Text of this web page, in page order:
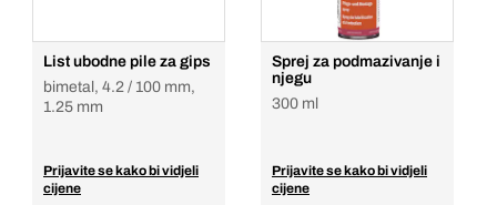
List ubodne pile za gips
bimetal, 4.2 / 100 mm,
1.25 mm
Prijavite se kako bi vidjeli
cijene
Sprej za podmazivanje i
njegu
300 ml
Prijavite se kako bi vidjeli
cijene